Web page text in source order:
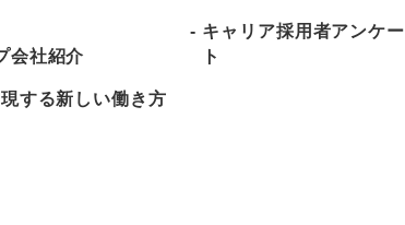
会社紹介
する新しい働き方
キャリア採用者アンケー
ト